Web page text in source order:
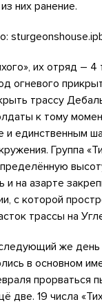
них ранение.
их отряд – 4
огневого
трассу
к тому
и единственным
Группа
и на азарте
с которой
трассы на
же
в основном
прорваться
две. 19 числа